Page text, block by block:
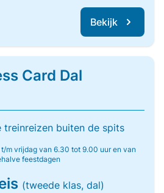
Bekijk
Card Dal
buiten de spits
t/m vrijdag van 6.30 tot 9.00 uur en van
feestdagen
(tweede klas, dal)